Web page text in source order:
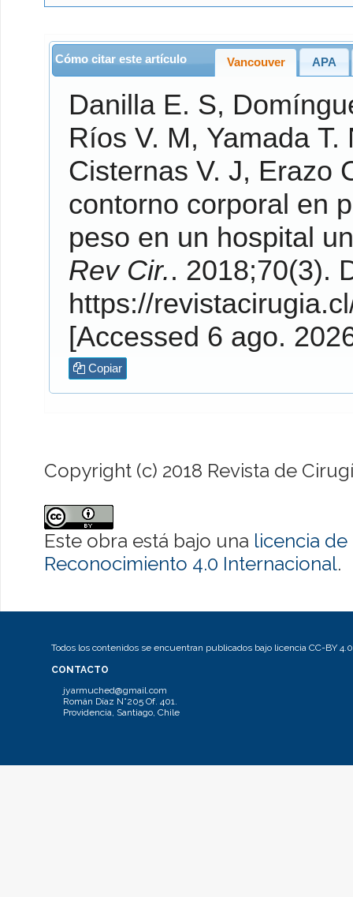
Cómo citar este artículo Vancouver APA
Danilla E. S,
Ríos V. M, Yamada T.
Cisternas V. J, Erazo
contorno corporal en
peso en un hospital
Rev Cir.. 2018;70(3). Disponible en:
https://
[Accessed 6 ago.
Copiar
Copyright (c) 2018 Revista de
Este obra está bajo una licencia
Reconocimiento 4.0 Internacional.
Todos los contenidos se encuentran publicados bajo licencia CC-BY 4.0
CONTACTO
jyarmuched@gmail.com
Román Díaz N°205 Of. 401.
Providencia, Santiago, Chile